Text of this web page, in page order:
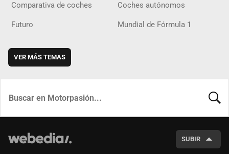
Comparativa de coches Coches autónomos
Futuro Mundial de Fórmula 1
VER MÁS TEMAS
SUBIR